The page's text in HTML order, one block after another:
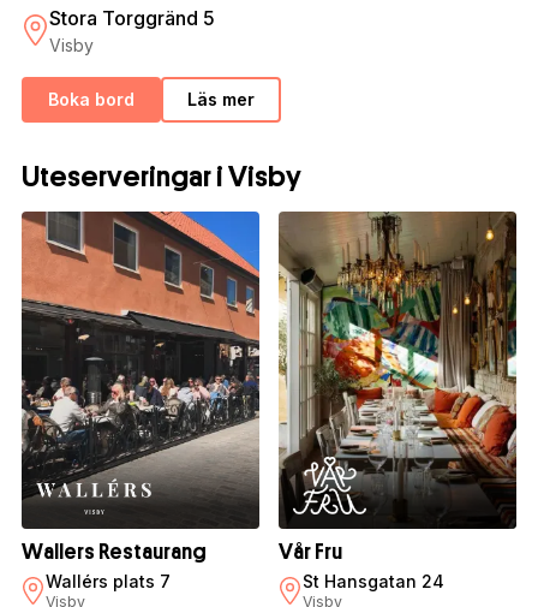
Stora Torggränd 5
Visby
Boka bord Läs mer
Uteserveringar i Visby
Wallers Restaurang
Wallérs plats 7
Visby
Vår Fru
St Hansgatan 24
Visby